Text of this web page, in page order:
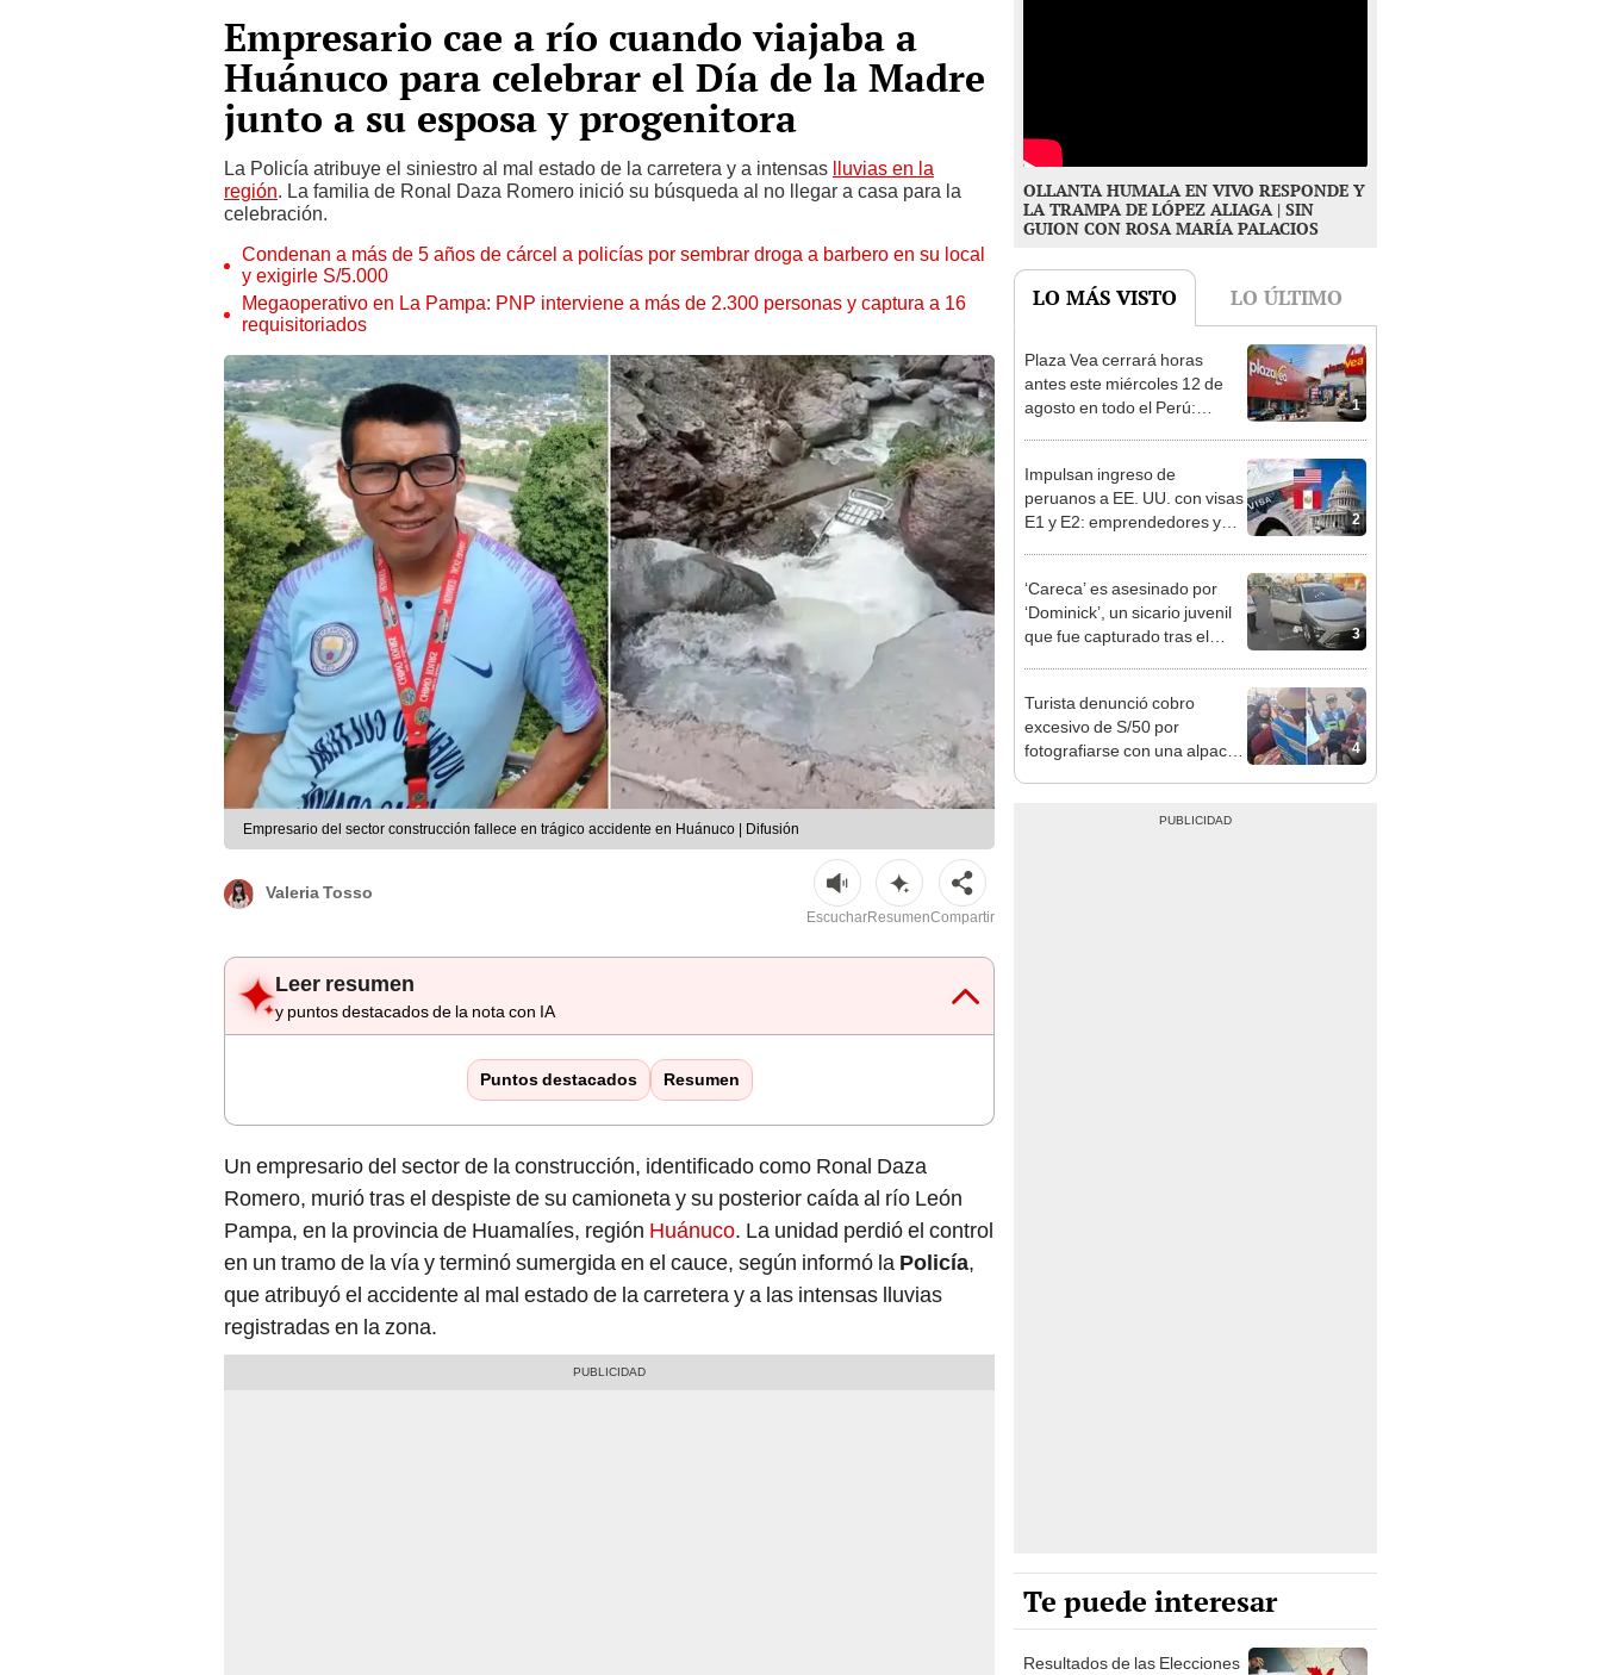
Empresario cae a río cuando viajaba a
Huánuco para celebrar el Día de la Madre
junto a su esposa y progenitora
La Policía atribuye el siniestro al mal estado de la carretera y a intensas lluvias en la
región. La familia de Ronal Daza Romero inició su búsqueda al no llegar a casa para la
celebración.
Condenan a más de 5 años de cárcel a policías por sembrar droga a barbero en su local
y exigirle S/5.000
Megaoperativo en La Pampa: PNP interviene a más de 2.300 personas y captura a 16
requisitoriados
Empresario del sector construcción fallece en trágico accidente en Huánuco | Difusión
Valeria Tosso
EscucharResumenCompartir
Leer resumen
y puntos destacados de la nota con IA
Puntos destacados Resumen
Un empresario del sector de la construcción, identificado como Ronal Daza
Romero, murió tras el despiste de su camioneta y su posterior caída al río León
Pampa, en la provincia de Huamalíes, región Huánuco. La unidad perdió el control
en un tramo de la vía y terminó sumergida en el cauce, según informó la Policía,
que atribuyó el accidente al mal estado de la carretera y a las intensas lluvias
registradas en la zona.
OLLANTA HUMALA EN VIVO RESPONDE Y
LA TRAMPA DE LÓPEZ ALIAGA | SIN
GUION CON ROSA MARÍA PALACIOS
LO MÁS VISTO LO ÚLTIMO
1
Plaza Vea cerrará horas
antes este miércoles 12 de
agosto en todo el Perú:
2
Impulsan ingreso de
peruanos a EE. UU. con visas
E1 y E2: emprendedores y
3
‘Careca’ es asesinado por
‘Dominick’, un sicario juvenil
que fue capturado tras el
4
Turista denunció cobro
excesivo de S/50 por
fotografiarse con una alpaca
Te puede interesar
Resultados de las Elecciones